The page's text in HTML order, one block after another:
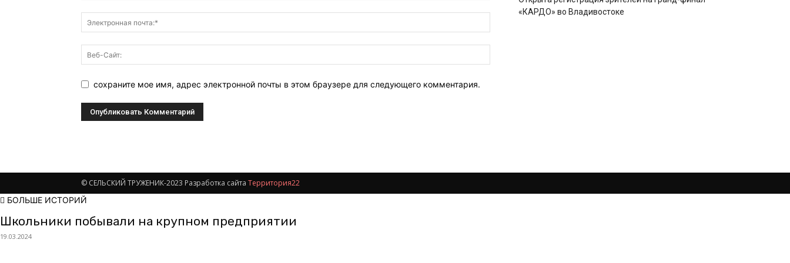
сохраните мое имя, адрес электронной почты в этом браузере для следующего комментария.
«КАРДО» во Владивостоке
© СЕЛЬСКИЙ ТРУЖЕНИК-2023 Разработка сайта Территория22
БОЛЬШЕ ИСТОРИЙ
Школьники побывали на крупном предприятии
19.03.2024